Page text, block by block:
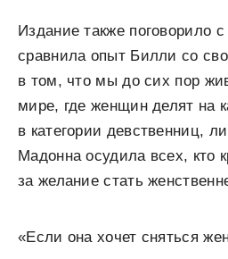
Издание также поговорило
сравнила опыт Билли со
в том, что мы до сих пор
мире, где женщин делят на
в категории девственниц,
Мадонна осудила всех, кто
за желание стать
«Если она хочет сняться